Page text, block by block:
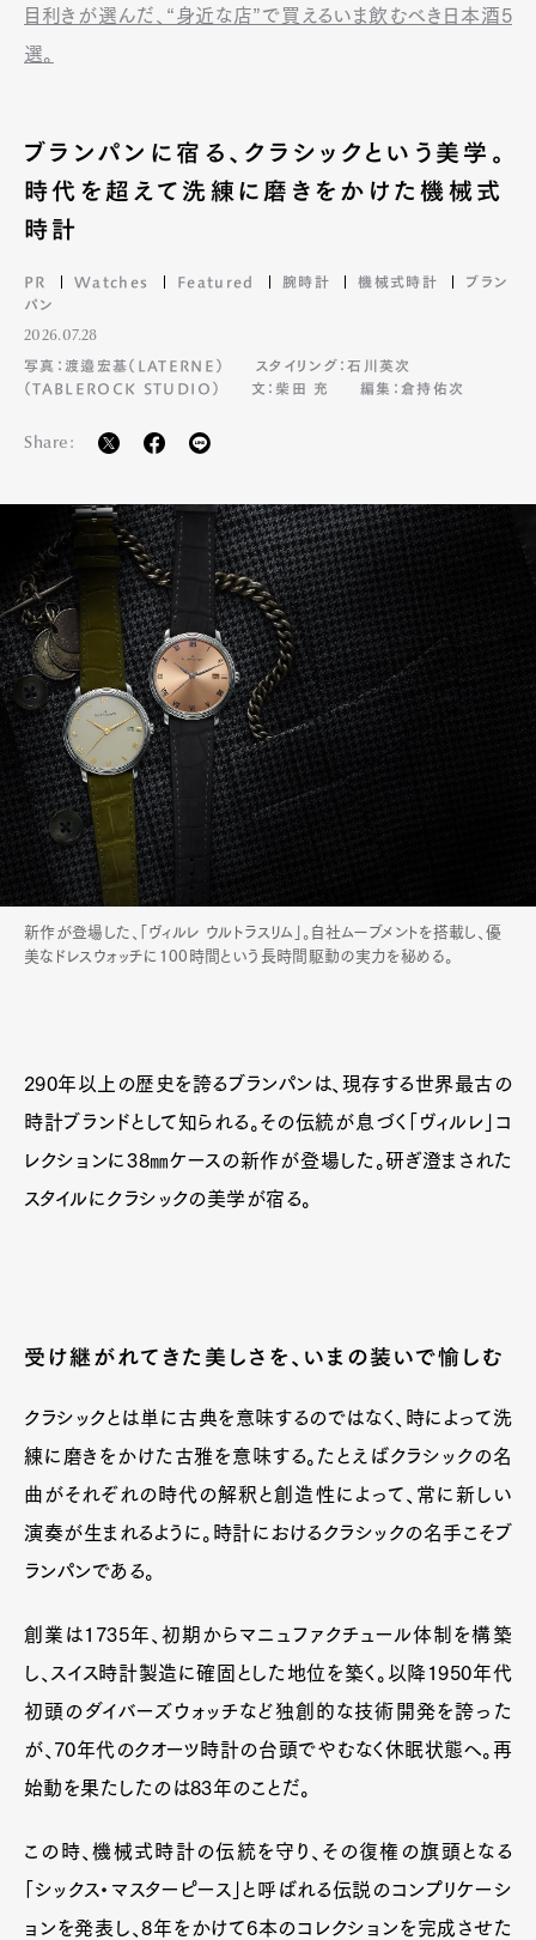
目利きが選んだ、“身近な店”で買えるいま飲むべき日本酒5
選。
ブランパンに宿る、クラシックという美学。
時代を超えて洗練に磨きをかけた機械式
時計
PR Watches Featured 腕時計 機械式時計
ブラン
パン
2026.07.28
写真：渡邉宏基（LATERNE）
スタイリング：石川英次
（TABLEROCK STUDIO）
文：柴田 充 編集：倉持佑次
Share:
新作が登場した、「ヴィルレ ウルトラスリム」。自社ムーブメントを搭載し、優
美なドレスウォッチに100時間という長時間駆動の実力を秘める。
290年以上の歴史を誇るブランパンは、現存する世界最古の
時計ブランドとして知られる。その伝統が息づく「ヴィルレ」コ
レクションに38㎜ケースの新作が登場した。研ぎ澄まされた
スタイルにクラシックの美学が宿る。
受け継がれてきた美しさを、いまの装いで愉しむ
クラシックとは単に古典を意味するのではなく、時によって洗
練に磨きをかけた古雅を意味する。たとえばクラシックの名
曲がそれぞれの時代の解釈と創造性によって、常に新しい
演奏が生まれるように。時計におけるクラシックの名手こそブ
ランパンである。
創業は1735年、初期からマニュファクチュール体制を構築
し、スイス時計製造に確固とした地位を築く。以降1950年代
初頭のダイバーズウォッチなど独創的な技術開発を誇った
が、70年代のクオーツ時計の台頭でやむなく休眠状態へ。再
始動を果たしたのは83年のことだ。
この時、機械式時計の伝統を守り、その復権の旗頭となる
「シックス・マスターピース」と呼ばれる伝説のコンプリケーシ
ョンを発表し、8年をかけて6本のコレクションを完成させた